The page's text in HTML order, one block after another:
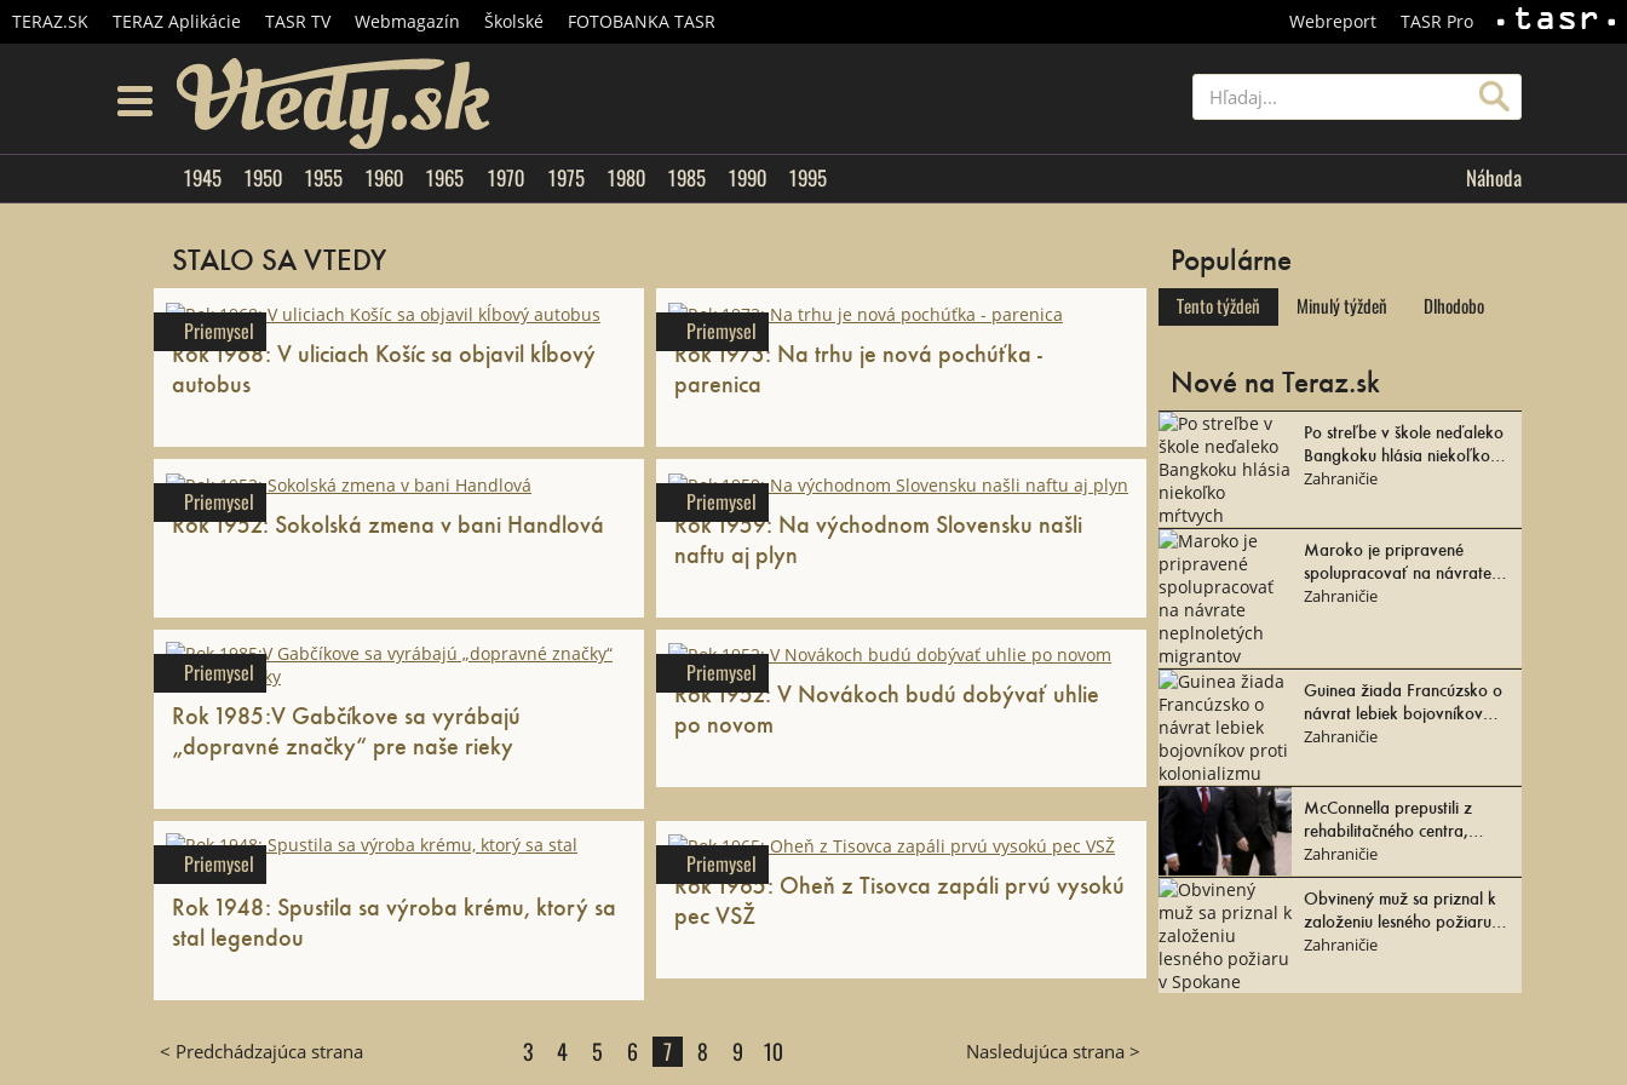
TERAZ.SK TERAZ Aplikácie TASR TV Webmagazín Školské FOTOBANKA TASR Webreport
TASR Pro
1945 1950 1955 1960 1965 1970 1975 1980 1985 1990 1995 Náhoda
STALO SA VTEDY
Priemysel
Rok 1968: V uliciach Košíc sa objavil kĺbový
autobus
Priemysel
Rok 1973: Na trhu je nová pochúťka -
parenica
Priemysel
Rok 1952: Sokolská zmena v bani Handlová
Priemysel
Rok 1959: Na východnom Slovensku našli
naftu aj plyn
Priemysel
Rok 1985:V Gabčíkove sa vyrábajú
„dopravné značky“ pre naše rieky
Priemysel
Rok 1952: V Novákoch budú dobývať uhlie
po novom
Priemysel
Rok 1948: Spustila sa výroba krému, ktorý sa
stal legendou
Priemysel
Rok 1965: Oheň z Tisovca zapáli prvú vysokú
pec VSŽ
< Predchádzajúca strana Nasledujúca strana >
3 4 5 6 7 8 9 10
Populárne
Tento týždeň Minulý týždeň Dlhodobo
Nové na Teraz.sk
Po streľbe v škole neďaleko
Bangkoku hlásia niekoľko
mŕtvych
Zahraničie
Maroko je pripravené
spolupracovať na návrate
neplnoletých migrantov
Zahraničie
Guinea žiada Francúzsko o
návrat lebiek bojovníkov
proti kolonializmu
Zahraničie
McConnella prepustili z
rehabilitačného centra,
zotavovať sa bude doma
Zahraničie
Obvinený muž sa priznal k
založeniu lesného požiaru v
Spokane
Zahraničie